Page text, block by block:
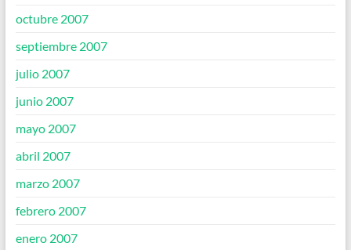
octubre 2007
septiembre 2007
julio 2007
junio 2007
mayo 2007
abril 2007
marzo 2007
febrero 2007
enero 2007